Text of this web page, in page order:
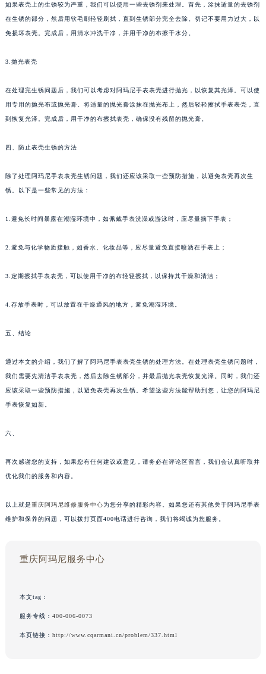
如果表壳上的生锈较为严重，我们可以使用一些去锈剂来处理。首先，涂抹适量的去锈剂
在生锈的部分，然后用软毛刷轻轻刷拭，直到生锈部分完全去除。切记不要用力过大，以
免损坏表壳。完成后，用清水冲洗干净，并用干净的布擦干水分。
3.抛光表壳
在处理完生锈问题后，我们可以考虑对阿玛尼手表表壳进行抛光，以恢复其光泽。可以使
用专用的抛光布或抛光膏。将适量的抛光膏涂抹在抛光布上，然后轻轻擦拭手表表壳，直
到恢复光泽。完成后，用干净的布擦拭表壳，确保没有残留的抛光膏。
四、防止表壳生锈的方法
除了处理阿玛尼手表表壳生锈问题，我们还应该采取一些预防措施，以避免表壳再次生
锈。以下是一些常见的方法：
1.避免长时间暴露在潮湿环境中，如佩戴手表洗澡或游泳时，应尽量摘下手表；
2.避免与化学物质接触，如香水、化妆品等，应尽量避免直接喷洒在手表上；
3.定期擦拭手表表壳，可以使用干净的布轻轻擦拭，以保持其干燥和清洁；
4.存放手表时，可以放置在干燥通风的地方，避免潮湿环境。
五、结论
通过本文的介绍，我们了解了阿玛尼手表表壳生锈的处理方法。在处理表壳生锈问题时，
我们需要先清洁手表表壳，然后去除生锈部分，并最后抛光表壳恢复光泽。同时，我们还
应该采取一些预防措施，以避免表壳再次生锈。希望这些方法能帮助到您，让您的阿玛尼
手表恢复如新。
六、
再次感谢您的支持，如果您有任何建议或意见，请务必在评论区留言，我们会认真听取并
优化我们的服务和内容。
以上就是重庆阿玛尼维修服务中心为您分享的精彩内容。如果您还有其他关于阿玛尼手表
维护和保养的问题，可以拨打页面400电话进行咨询，我们将竭诚为您服务。
重庆阿玛尼服务中心
本文tag：
服务专线： 400-006-0073
本页链接： http://www.cqarmani.cn/problem/337.html